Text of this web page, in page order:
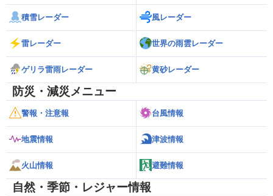
積雪レーダー 風レーダー
雷レーダー 世界の雨雲レーダー
ゲリラ雷雨レーダー 黄砂レーダー
防災・減災メニュー
警報・注意報 台風情報
地震情報 津波情報
火山情報 避難情報
自然・季節・レジャー情報